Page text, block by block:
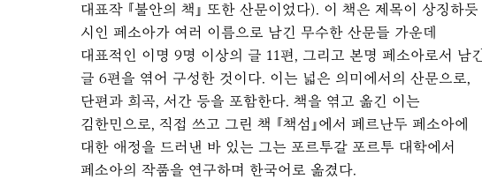
대표작 『불안의 책』 또한 산문이었다). 이 책은 제목이 상징하듯
시인 페소아가 여러 이름으로 남긴 무수한 산문들 가운데
대표적인 이명 9명 이상의 글 11편, 그리고 본명 페소아로서 남
글 6편을 엮어 구성한 것이다. 이는 넓은 의미에서의 산문으로,
단편과 희곡, 서간 등을 포함한다. 책을 엮고 옮긴 이는
김한민으로, 직접 쓰고 그린 책 『책섬』에서 페르난두 페소아에
대한 애정을 드러낸 바 있는 그는 포르투갈 포르투 대학에서
페소아의 작품을 연구하며 한국어로 옮겼다.